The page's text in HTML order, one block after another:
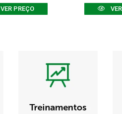
VER PREÇO